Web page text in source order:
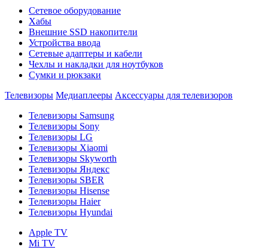
Сетевое оборудование
Хабы
Внешние SSD накопители
Устройства ввода
Сетевые адаптеры и кабели
Чехлы и накладки для ноутбуков
Сумки и рюкзаки
Телевизоры Медиаплееры Аксессуары для телевизоров
Телевизоры Samsung
Телевизоры Sony
Телевизоры LG
Телевизоры Xiaomi
Телевизоры Skyworth
Телевизоры Яндекс
Телевизоры SBER
Телевизоры Hisense
Телевизоры Haier
Телевизоры Hyundai
Apple TV
Mi TV